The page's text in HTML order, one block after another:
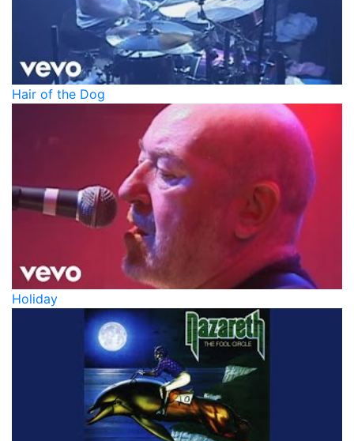
Hair of the Dog
Holiday